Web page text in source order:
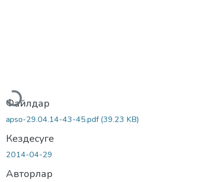
Файлдар
apso-29.04.14-43-45.pdf(39.23 KB)
Кездесуге
2014-04-29
Авторлар